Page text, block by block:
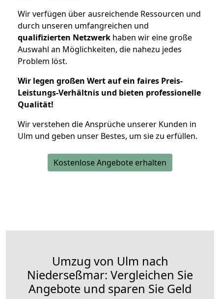
Wir verfügen über ausreichende Ressourcen und
durch unseren umfangreichen und
qualifizierten Netzwerk haben wir eine große
Auswahl an Möglichkeiten, die nahezu jedes
Problem löst.
Wir legen großen Wert auf ein faires Preis-
Leistungs-Verhältnis und bieten professionelle
Qualität!
Wir verstehen die Ansprüche unserer Kunden in
Ulm und geben unser Bestes, um sie zu erfüllen.
Kostenlose Angebote erhalten
Umzug von Ulm nach
Niederseßmar: Vergleichen Sie
Angebote und sparen Sie Geld